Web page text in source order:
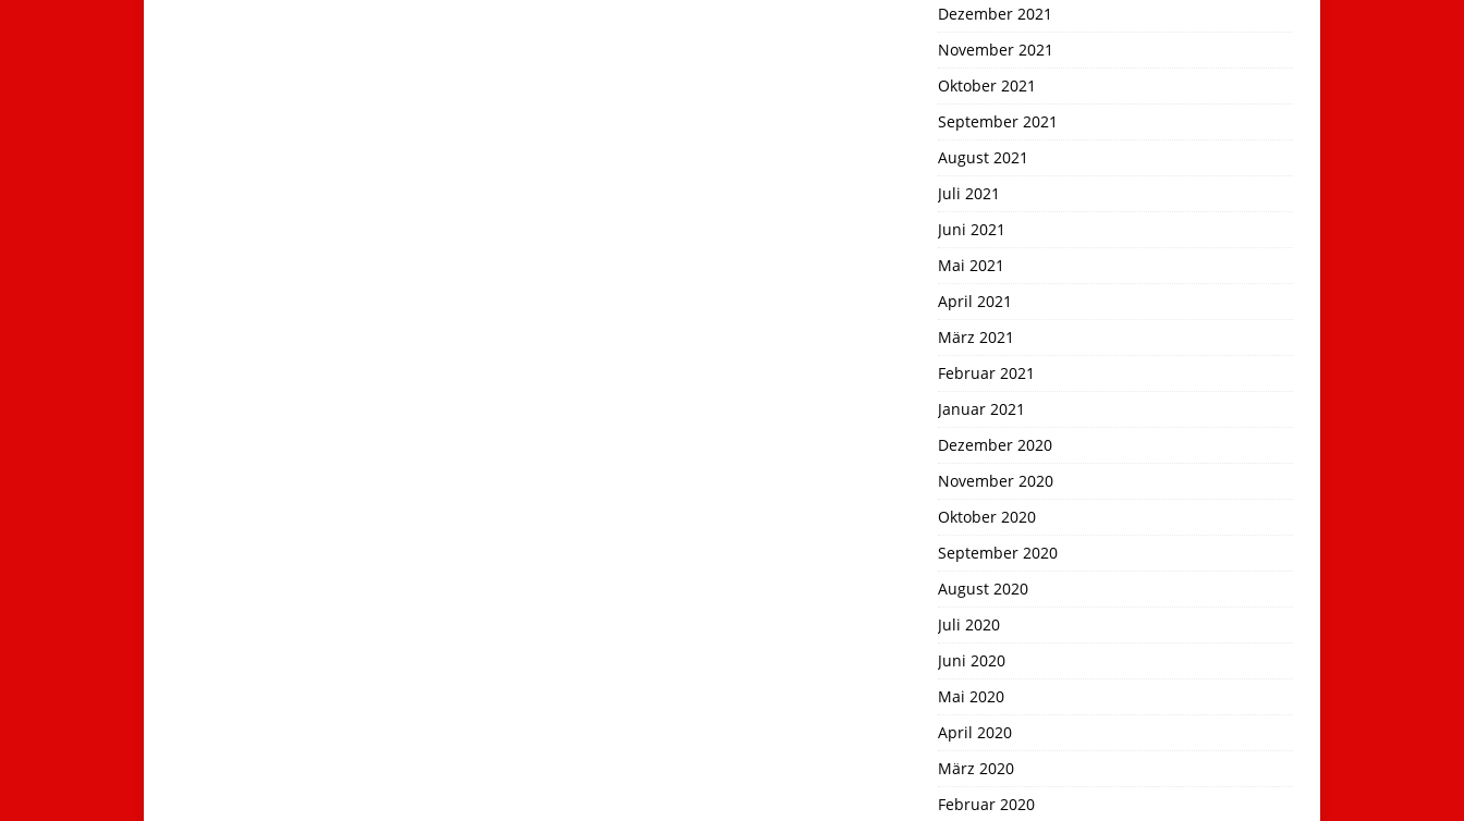
Dezember 2021
November 2021
Oktober 2021
September 2021
August 2021
Juli 2021
Juni 2021
Mai 2021
April 2021
März 2021
Februar 2021
Januar 2021
Dezember 2020
November 2020
Oktober 2020
September 2020
August 2020
Juli 2020
Juni 2020
Mai 2020
April 2020
März 2020
Februar 2020